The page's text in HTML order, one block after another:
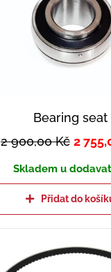
Bearing seat
2 900,00Kč 2
Skladem u
Přidat do